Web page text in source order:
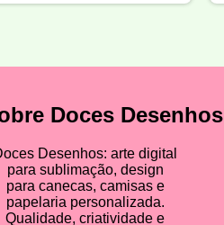
Doces Desenhos
Desenhos: arte digital
para sublimação, design
para canecas, camisas e
papelaria personalizada.
Qualidade, criatividade e